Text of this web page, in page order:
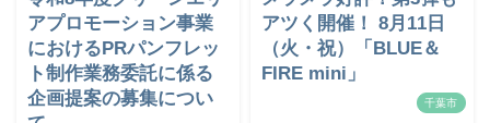
アプロモーション事業
におけるPRパンフレッ
ト制作業務委託に係る
企画提案の募集につい
アツく開催！ 8月11日
（火・祝）「BLUE＆
FIRE mini」
千葉市